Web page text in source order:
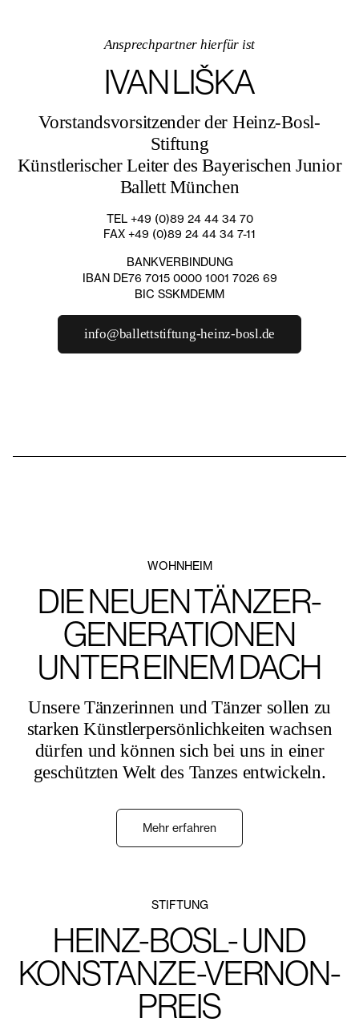
Ansprechpartner hierfür ist
IVAN LIŠKA
Vorstandsvorsitzender der Heinz-Bosl-
Stiftung
Künstlerischer Leiter des Bayerischen Junior
Ballett München
TEL +49 (0)89 24 44 34 70
FAX +49 (0)89 24 44 34 7-11
BANKVERBINDUNG
IBAN DE76 7015 0000 1001 7026 69
BIC SSKMDEMM
info@ballettstiftung-heinz-bosl.de
WOHNHEIM
DIE NEUEN TÄNZER-
GENERATIONEN
UNTER EINEM DACH
Unsere Tänzerinnen und Tänzer sollen zu
starken Künstlerpersönlichkeiten wachsen
dürfen und können sich bei uns in einer
geschützten Welt des Tanzes entwickeln.
Mehr erfahren
STIFTUNG
HEINZ-BOSL- UND
KONSTANZE-VERNON-
PREIS